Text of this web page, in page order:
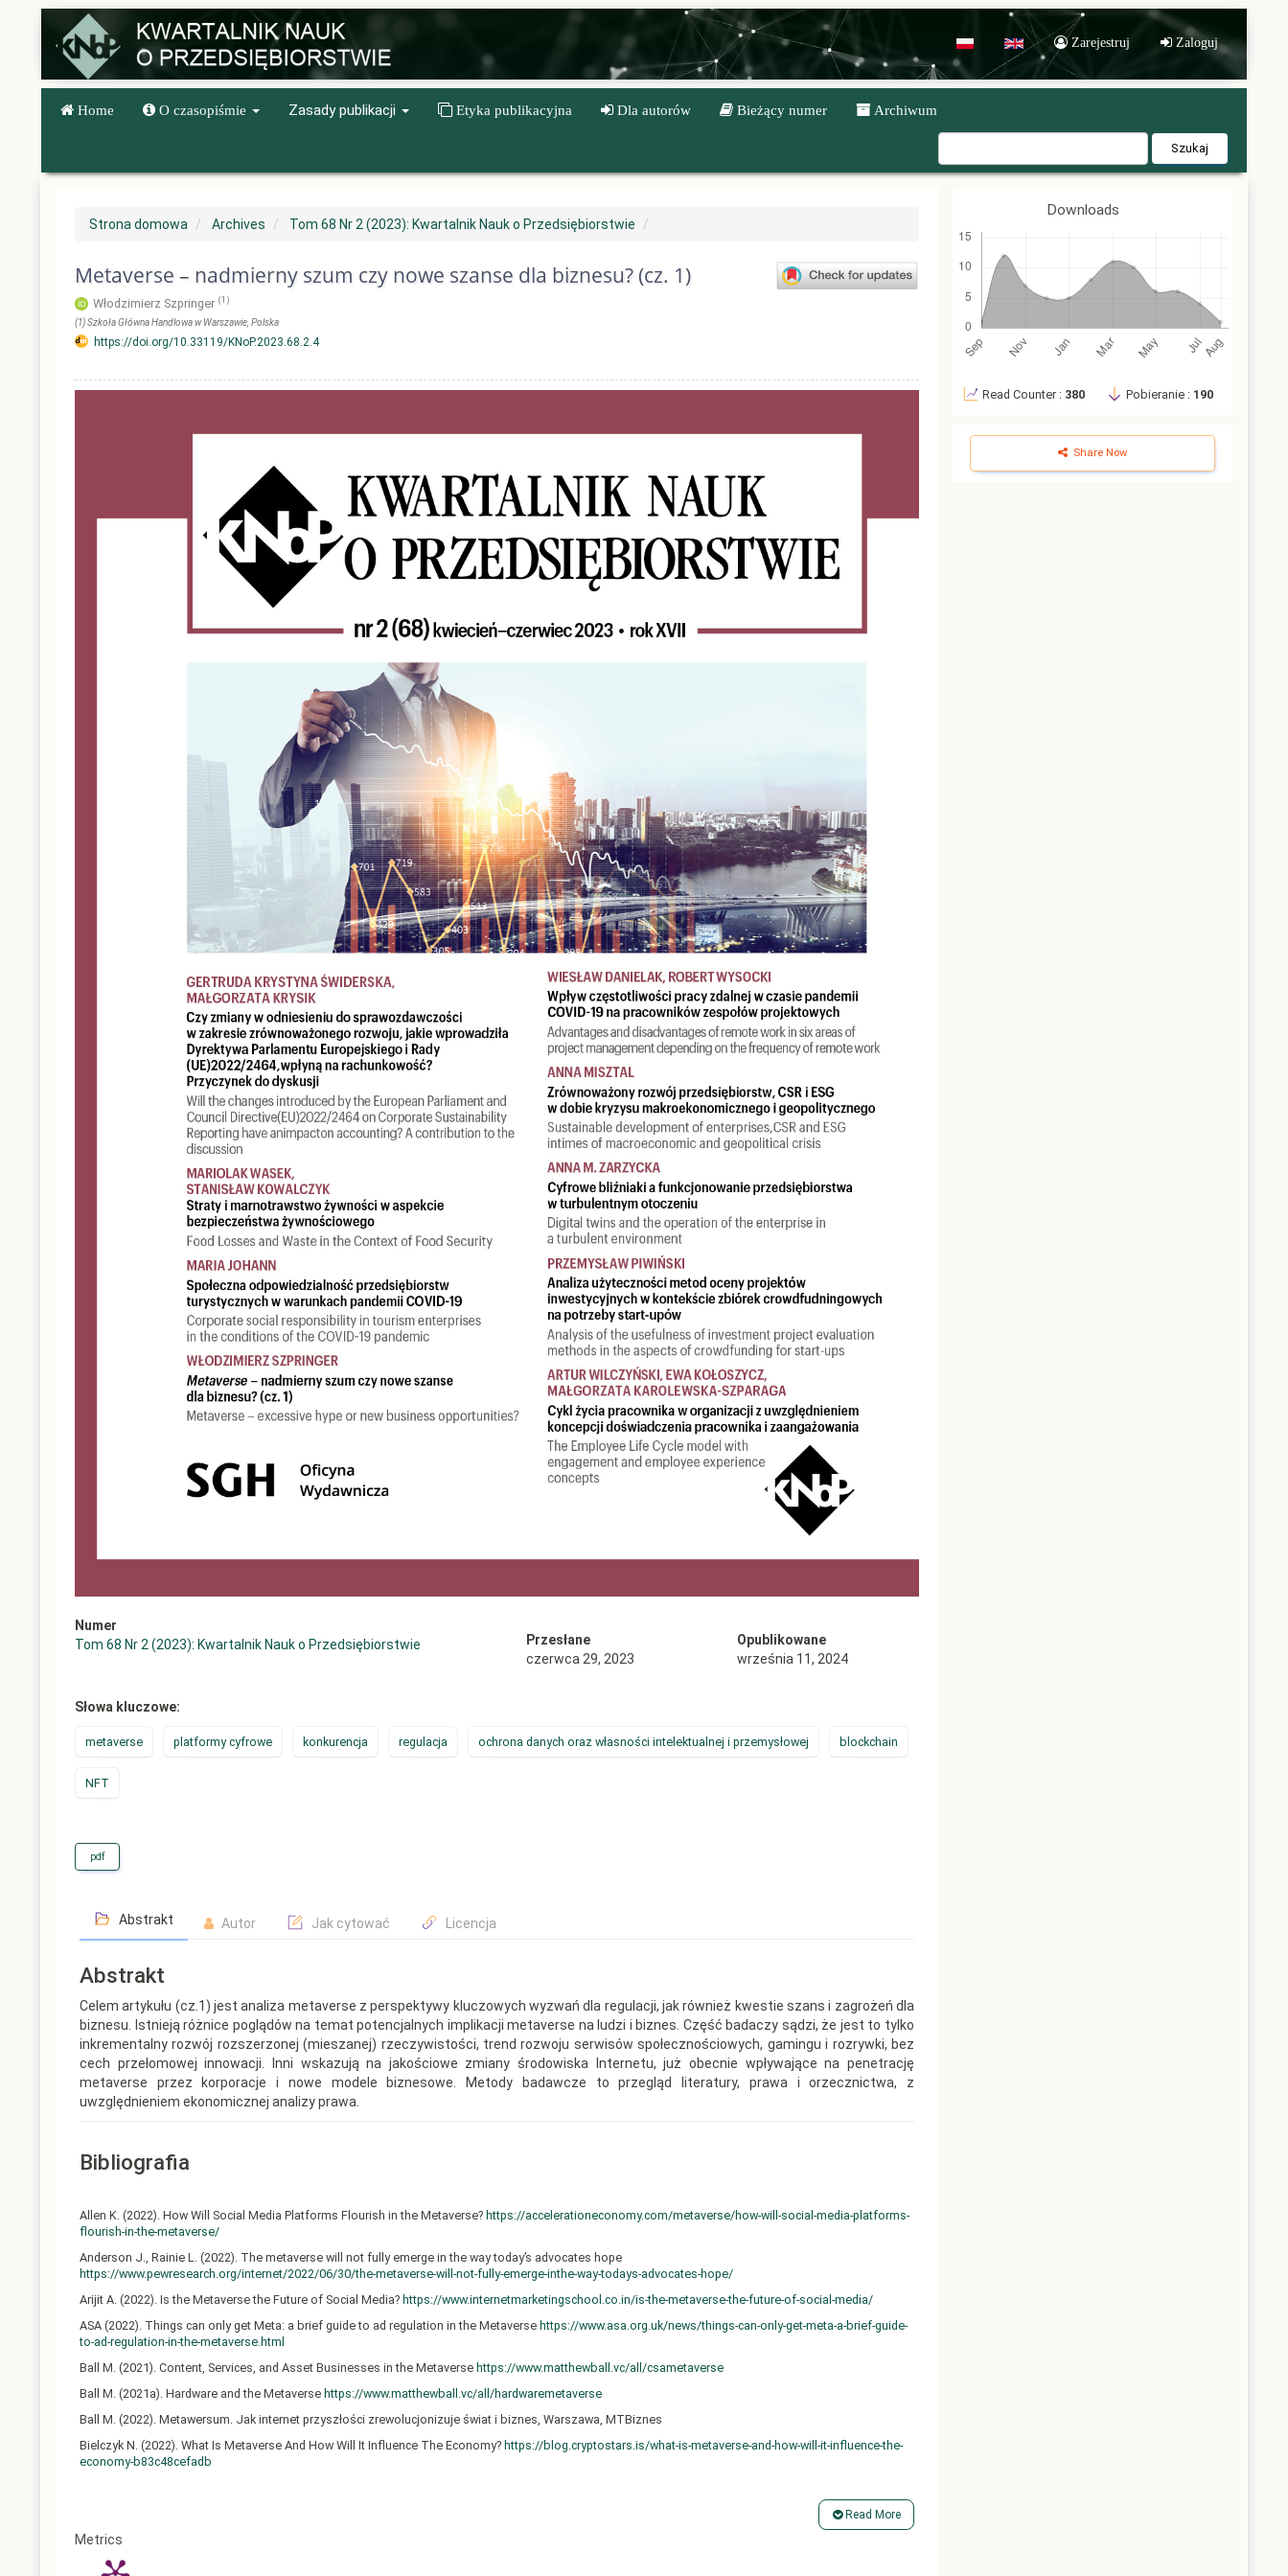
content
Main
Sidebar
POL ENG Zarejestruj Zaloguj
Home O czasopiśmie Zasady publikacji Etyka publikacyjna Dla autorów Bieżący numer Archiwum
Szukaj
Strona domowa Archives Tom 68 Nr 2 (2023): Kwartalnik Nauk o Przedsiębiorstwie
Metaverse – nadmierny szum czy nowe szanse dla biznesu? (cz. 1)
Włodzimierz Szpringer (1)
(1)Szkoła Główna Handlowa w Warszawie , Polska
https://doi.org/10.33119/KNoP.2023.68.2.4
Numer
Tom 68 Nr 2 (2023): Kwartalnik Nauk o Przedsiębiorstwie
Przesłane
czerwca 29, 2023
Opublikowane
września 11, 2024
Słowa kluczowe:
metaverse platformy cyfrowe konkurencja regulacja ochrona danych oraz własności intelektualnej i przemysłowej blockchain
NFT
pdf
Abstrakt Autor Jak cytować Licencja
Abstrakt
Celem artykułu (cz.1) jest analiza metaverse z perspektywy kluczowych wyzwań dla regulacji, jak również kwestie szans i zagrożeń dla
biznesu. Istnieją różnice poglądów na temat potencjalnych implikacji metaverse na ludzi i biznes. Część badaczy sądzi, że jest to tylko
inkrementalny rozwój rozszerzonej (mieszanej) rzeczywistości, trend rozwoju serwisów społecznościowych, gamingu i rozrywki, bez
cech przełomowej innowacji. Inni wskazują na jakościowe zmiany środowiska Internetu, już obecnie wpływające na penetrację
metaverse przez korporacje i nowe modele biznesowe. Metody badawcze to przegląd literatury, prawa i orzecznictwa, z
uwzględnieniem ekonomicznej analizy prawa.
Bibliografia
Allen K. (2022). How Will Social Media Platforms Flourish in the Metaverse? https://accelerationeconomy.com/metaverse/how-will-social-media-platforms-
flourish-in-the-metaverse/
Anderson J., Rainie L. (2022). The metaverse will not fully emerge in the way today’s advocates hope
https://www.pewresearch.org/internet/2022/06/30/the-metaverse-will-not-fully-emerge-inthe-way-todays-advocates-hope/
Arijit A. (2022). Is the Metaverse the Future of Social Media? https://www.internetmarketingschool.co.in/is-the-metaverse-the-future-of-social-media/
ASA (2022). Things can only get Meta: a brief guide to ad regulation in the Metaverse https://www.asa.org.uk/news/things-can-only-get-meta-a-brief-guide-
to-ad-regulation-in-the-metaverse.html
Ball M. (2021). Content, Services, and Asset Businesses in the Metaverse https://www.matthewball.vc/all/csametaverse
Ball M. (2021a). Hardware and the Metaverse https://www.matthewball.vc/all/hardwaremetaverse
Ball M. (2022). Metawersum. Jak internet przyszłości zrewolucjonizuje świat i biznes, Warszawa, MTBiznes
Bielczyk N. (2022). What Is Metaverse And How Will It Influence The Economy? https://blog.cryptostars.is/what-is-metaverse-and-how-will-it-influence-the-
economy-b83c48cefadb
https://www.prdaily.com/a-gen-zers-view-of-the-future-of-social-media-
and-the-metaverse/Chonan
Clark S. (2022). How Regulations Will Affect the Metaverse
Read More
Article
Details
Metrics
Downloads
Read Counter : 380 Pobieranie : 190
Share Now